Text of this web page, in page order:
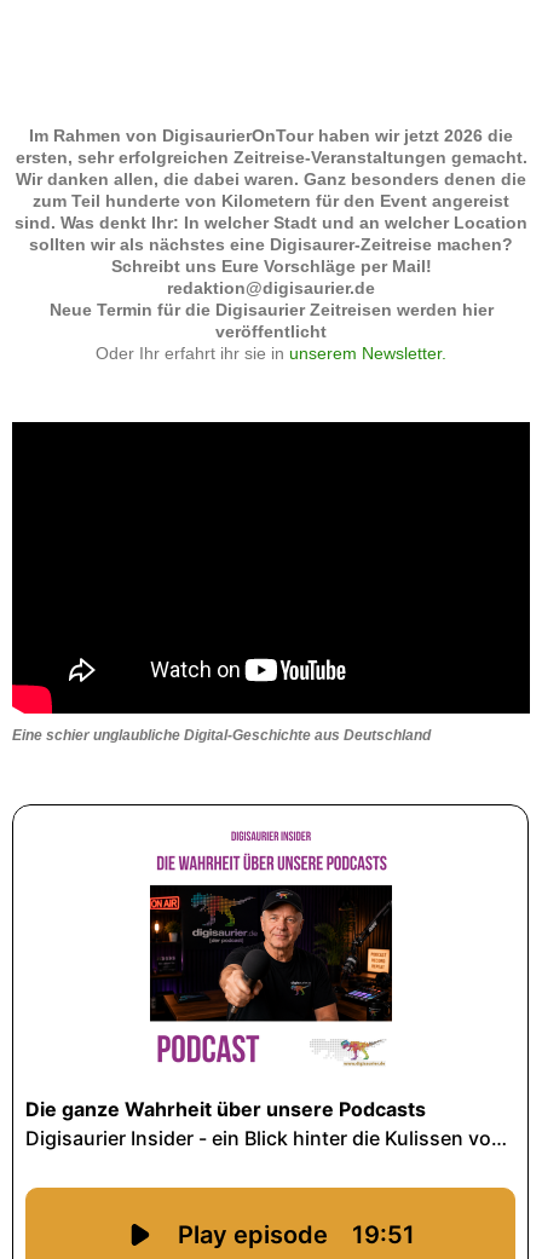
Im Rahmen von DigisaurierOnTour haben wir jetzt 2026 die
ersten, sehr erfolgreichen Zeitreise-Veranstaltungen gemacht.
Wir danken allen, die dabei waren. Ganz besonders denen die
zum Teil hunderte von Kilometern für den Event angereist
sind. Was denkt Ihr: In welcher Stadt und an welcher Location
sollten wir als nächstes eine Digisaurer-Zeitreise machen?
Schreibt uns Eure Vorschläge per Mail!
redaktion@digisaurier.de
Neue Termin für die Digisaurier Zeitreisen werden hier
veröffentlicht
Oder Ihr erfahrt ihr sie in unserem Newsletter.
Eine schier unglaubliche Digital-Geschichte aus Deutschland